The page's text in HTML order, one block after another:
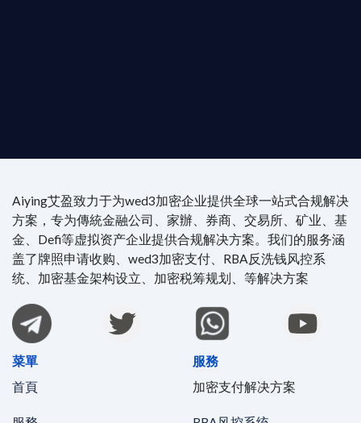
Aiying艾盈致力于为wed3加密企业提供全球一站式合规解决
方案，专为傳統金融公司、家辦、券商、交易所、矿业、基
金、Defi等虚拟资产企业提供合规解决方案。我们的服务涵
盖了牌照申请收购、wed3加密支付、RBA反洗钱风控系
统、加密基金架构设立、加密税筹规划、等解决方案
菜單
首頁
服務
加密支付解决方案